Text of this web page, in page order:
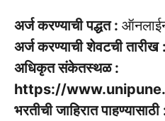
अर्ज करण्याची पद्धत :
अर्ज करण्याची शेवटची तारीख :
अधिकृत संकेतस्थळ :
https://
भरतीची जाहिरात